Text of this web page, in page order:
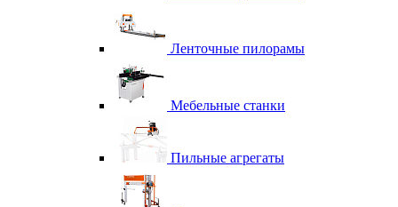
Ленточные пилорамы
Мебельные станки
Пильные агрегаты